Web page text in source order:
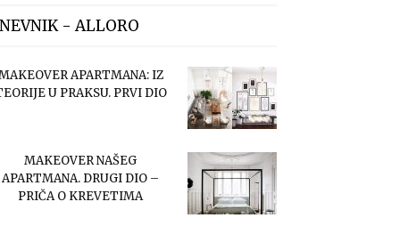
- ALLORO
APARTMANA: IZ
U PRAKSU. PRVI DIO
MAKEOVER NAŠEG
APARTMANA. DRUGI DIO –
PRIČA O KREVETIMA